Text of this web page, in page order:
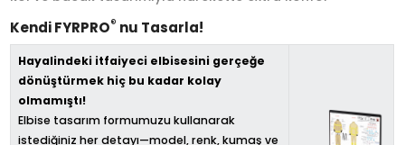
Kendi FYRPRO® nu Tasarla!
Hayalindeki itfaiyeci elbisesini gerçeğe
dönüştürmek hiç bu kadar kolay
olmamıştı!
Elbise tasarım formumuzu kullanarak
istediğiniz her detayı—model, renk, kumaş ve